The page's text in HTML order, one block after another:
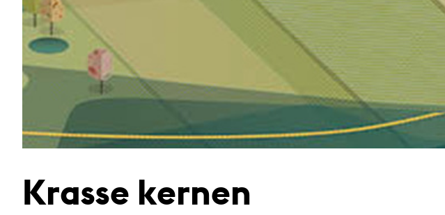
Krasse kernen